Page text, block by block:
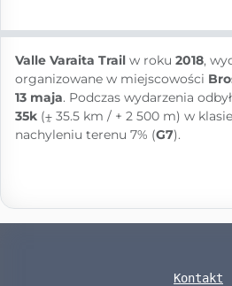
Valle Varaita Trail w roku 2018,
organizowane w miejscowości
13 maja. Podczas wydarzenia
35k (⨦ 35.5 km / + 2 500 m) w klasie
nachyleniu terenu 7% (G7).
Kontakt